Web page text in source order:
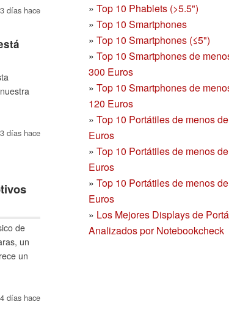
» Top 10 Phablets (>5.5")
» Top 10 Smartphones
» Top 10 Smartphones (≤5")
» Top 10 Smartphones de
300 Euros
» Top 10 Smartphonesde
120 Euros
» Top 10 Portátiles de menos
Euros
» Top 10 Portátiles de menos
Euros
» Top 10 Portátiles de menos
Euros
» Los Mejores Displays de
Analizados por Notebookcheck
3 días hace
3 días hace
de
un
un
4 días hace